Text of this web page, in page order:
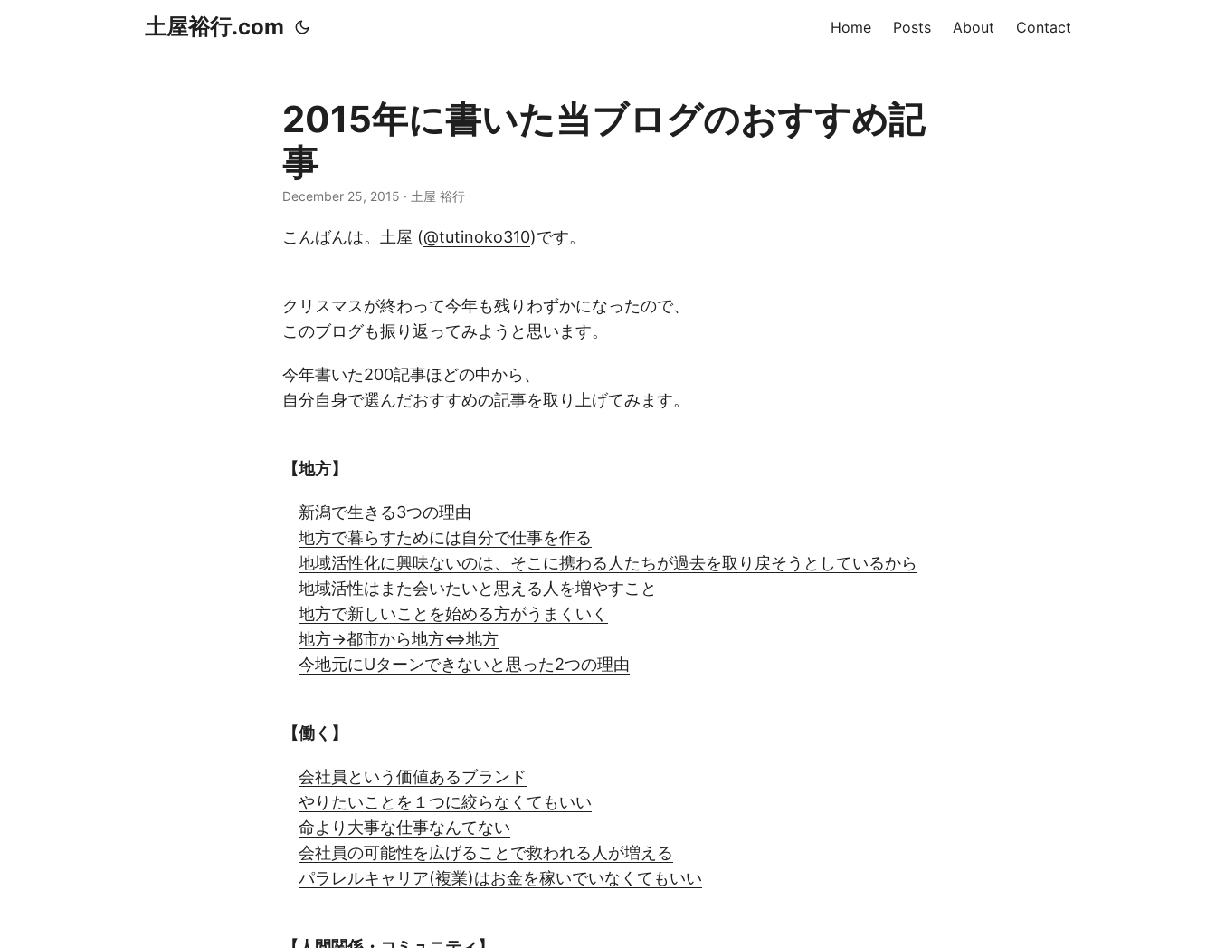
土屋裕行.com Home Posts About Contact
2015年に書いた当ブログのおすすめ記
事
December 25, 2015 · 土屋 裕行
こんばんは。土屋 (@tutinoko310)です。
クリスマスが終わって今年も残りわずかになったので、
このブログも振り返ってみようと思います。
今年書いた200記事ほどの中から、
自分自身で選んだおすすめの記事を取り上げてみます。
【地方】
新潟で生きる3つの理由
地方で暮らすためには自分で仕事を作る
地域活性化に興味ないのは、そこに携わる人たちが過去を取り戻そうとしているから
地域活性はまた会いたいと思える人を増やすこと
地方で新しいことを始める方がうまくいく
地方→都市から地方⇔地方
今地元にUターンできないと思った2つの理由
【働く】
会社員という価値あるブランド
やりたいことを１つに絞らなくてもいい
命より大事な仕事なんてない
会社員の可能性を広げることで救われる人が増える
パラレルキャリア(複業)はお金を稼いでいなくてもいい